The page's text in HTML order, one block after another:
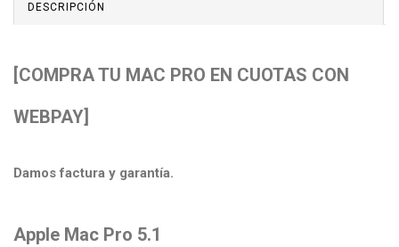
DESCRIPCIÓN
[COMPRA TU MAC PRO EN CUOTAS CON
WEBPAY]
Damos factura y garantía.
Apple Mac Pro 5.1